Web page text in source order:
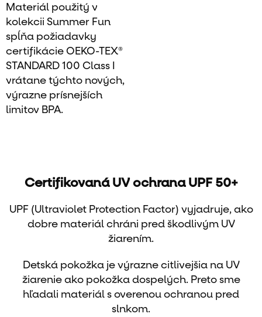
Materiál použitý v
kolekcii Summer Fun
spĺňa požiadavky
certifikácie OEKO-TEX®
STANDARD 100 Class I
vrátane týchto nových,
výrazne prísnejších
limitov BPA.
Certifikovaná UV ochrana UPF 50+
UPF (Ultraviolet Protection Factor) vyjadruje, ako
dobre materiál chráni pred škodlivým UV
žiarením.
Detská pokožka je výrazne citlivejšia na UV
žiarenie ako pokožka dospelých. Preto sme
hľadali materiál s overenou ochranou pred
slnkom.